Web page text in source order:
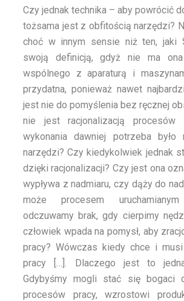
Czy jednak technika – aby powrócić
tożsama jest z obfitością narzędzi?
choć w innym sensie niż ten, jaki
swoją definicją, gdyż nie ma ona
wspólnego z aparaturą i
przydatna, ponieważ nawet
jest nie do pomyślenia bez ręcznej
nie jest racjonalizacją procesów
wykonania dawniej potrzeba
narzędzi? Czy kiedykolwiek jednak
dzięki racjonalizacji? Czy jest ona
wypływa z nadmiaru, czy dąży do
może procesem
odczuwamy brak, gdy cierpimy
człowiek wpada na pomysł, aby
pracy? Wówczas kiedy chce i
pracy […]. Dlaczego jest to
Gdybyśmy mogli stać się bogaci
procesów pracy, wzrostowi